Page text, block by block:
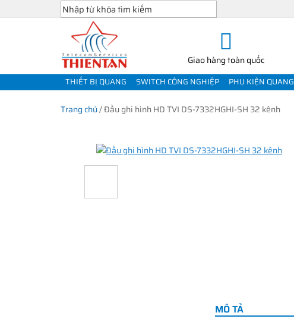
Giao hàng toàn quốc
THIẾT BỊ QUANG SWITCH CÔNG NGHIỆP PHỤ KIỆN QUANG
Trang chủ/Đầu ghi hình HD TVI DS-7332HGHI-SH 32 kênh
MÔ TẢ